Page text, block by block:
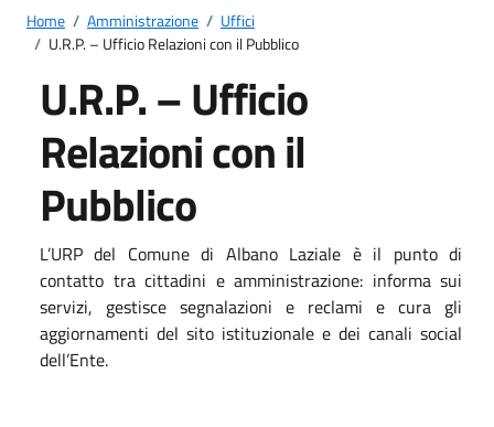
Home / Amministrazione / Uffici
/ U.R.P. – Ufficio Relazioni con il Pubblico
U.R.P. – Ufficio
Relazioni con il
Pubblico
L’URP del Comune di Albano Laziale è il punto di
contatto tra cittadini e amministrazione: informa sui
servizi, gestisce segnalazioni e reclami e cura gli
aggiornamenti del sito istituzionale e dei canali social
dell’Ente.